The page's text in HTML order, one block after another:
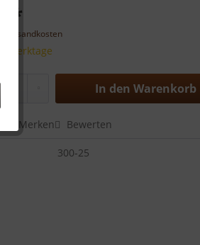
*
Versandkosten
Werktage
In den Warenkorb
Merken Bewerten
300-25